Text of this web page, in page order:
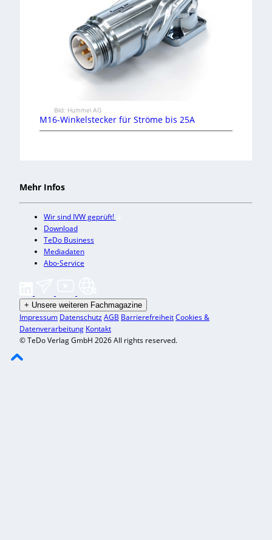
Bild: Hummel AG
M16-Winkelstecker für Ströme bis 25A
Mehr Infos
Wir sind IVW geprüft!
Download
TeDo Business
Mediadaten
Abo-Service
+ Unsere weiteren Fachmagazine
Impressum DatenschutzAGB BarrierefreiheitCookies &
Datenverarbeitung Kontakt
© TeDo Verlag GmbH 2026 All rights reserved.